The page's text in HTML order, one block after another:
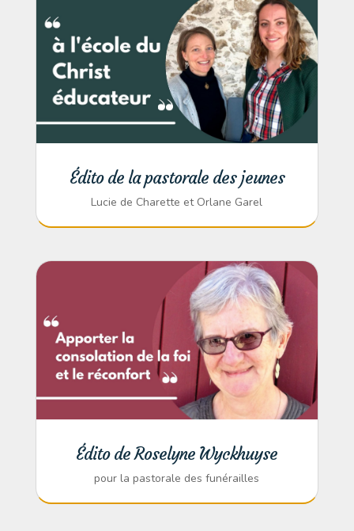
Édito de la pastorale des jeunes
Lucie de Charette et Orlane Garel
Édito de Roselyne Wyckhuyse
pour la pastorale des funérailles